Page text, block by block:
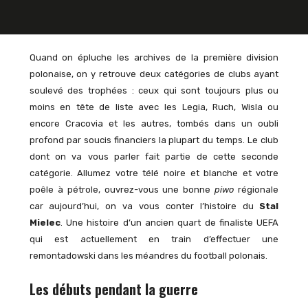
Quand on épluche les archives de la première division
polonaise, on y retrouve deux catégories de clubs ayant
soulevé des trophées : ceux qui sont toujours plus ou
moins en tête de liste avec les Legia, Ruch, Wisla ou
encore Cracovia et les autres, tombés dans un oubli
profond par soucis financiers la plupart du temps. Le club
dont on va vous parler fait partie de cette seconde
catégorie. Allumez votre télé noire et blanche et votre
poêle à pétrole, ouvrez-vous une bonnepiwo régionale
car aujourd’hui, on va vous conter l’histoire duStal
Mielec. Une histoire d’un ancien quart de finaliste UEFA
qui est actuellement en train d’effectuer une
remontadowski dans les méandres du football polonais.
Les débuts pendant la guerre